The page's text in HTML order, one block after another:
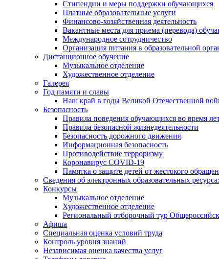
Стипендии и меры поддержки обучающихся
Платные образовательные услуги
Финансово-хозяйственная деятельность
Вакантные места для приема (перевода)
Международное сотрудничество
Организация питания в образовательной
Дистанционное обучение
Музыкальное отделение
Художественное отделение
Галерея
Год памяти и славы
Наш край в годы Великой Отечественной
Безопасность
Правила поведения обучающихся во время
Правила безопасной жизнедеятельности
Безопасность дорожного движения
Информационная безопасность
Противодействие терроризму
Коронавирус COVID-19
Памятка о защите детей от жестокого
Сведения об электронных образовательных
Конкурсы
Музыкальное отделение
Художественное отделение
Региональный отборочный тур
Афиша
Специальная оценка условий труда
Контроль уровня знаний
Независимая оценка качества услуг